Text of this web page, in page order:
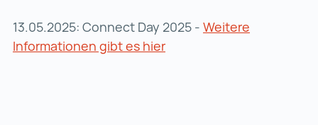
13.05.2025: Connect Day 2025 - Weitere
Informationen gibt es hier